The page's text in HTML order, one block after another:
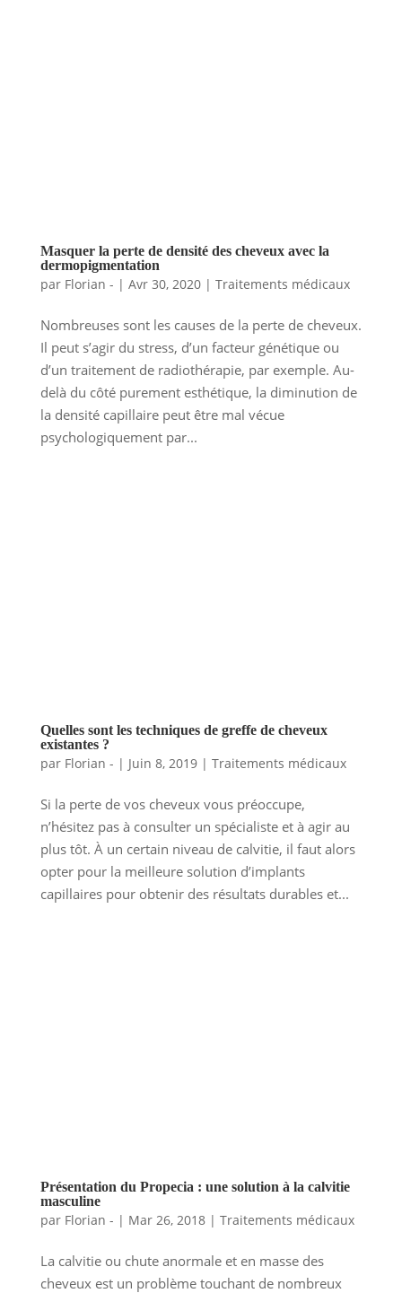
Masquer la perte de densité des cheveux avec la
dermopigmentation
par Florian - | Avr 30, 2020| Traitements médicaux
​Nombreuses sont les causes de la perte de cheveux.
Il peut s’agir du stress, d’un facteur génétique ou
d’un traitement de radiothérapie, par exemple. Au-
delà du côté purement esthétique, la diminution de
la densité capillaire peut être mal vécue
psychologiquement par...
Quelles sont les techniques de greffe de cheveux
existantes ?
par Florian - | Juin 8, 2019| Traitements médicaux
Si la perte de vos cheveux vous préoccupe,
n’hésitez pas à consulter un spécialiste et à agir au
plus tôt. À un certain niveau de calvitie, il faut alors
opter pour la meilleure solution d’implants
capillaires pour obtenir des résultats durables et...
Présentation du Propecia : une solution à la calvitie
masculine
par Florian - | Mar 26, 2018| Traitements médicaux
La calvitie ou chute anormale et en masse des
cheveux est un problème touchant de nombreux